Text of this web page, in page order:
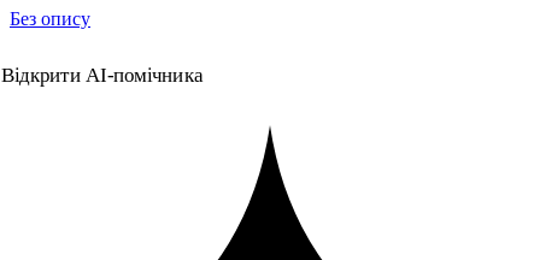
Без опису
Відкрити AI-помічника